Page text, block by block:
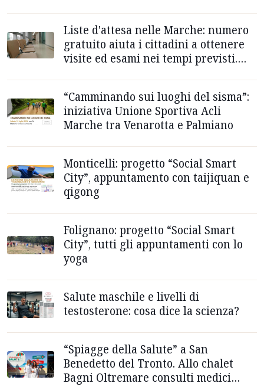
Liste d'attesa nelle Marche: numero
gratuito aiuta i cittadini a ottenere
visite ed esami nei tempi previsti.
“Camminando sui luoghi del sisma”:
iniziativa Unione Sportiva Acli
Marche tra Venarotta e Palmiano
Monticelli: progetto “Social Smart
City”, appuntamento con taijiquan e
qigong
Folignano: progetto “Social Smart
City”, tutti gli appuntamenti con lo
yoga
Salute maschile e livelli di
testosterone: cosa dice la scienza?
“Spiagge della Salute” a San
Benedetto del Tronto. Allo chalet
Bagni Oltremare consulti medici